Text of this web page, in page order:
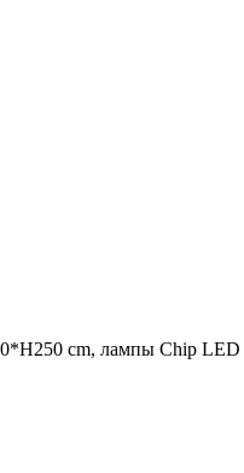
cm, лампы Chip LED